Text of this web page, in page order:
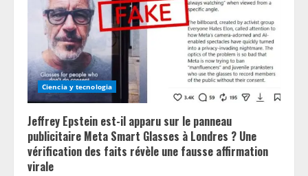
d
i
n
g
Ciencia y tecnologia
Jeffrey Epstein est-il apparu sur le panneau
publicitaire Meta Smart Glasses à Londres ? Une
vérification des faits révèle une fausse affirmation
virale